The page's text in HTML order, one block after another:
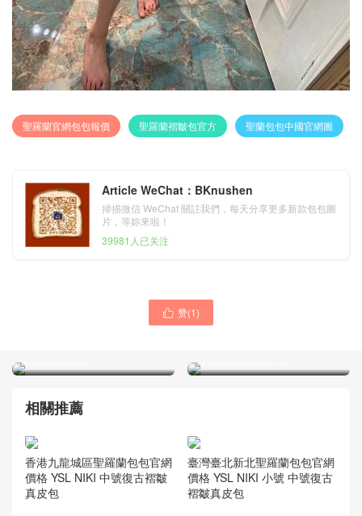
聖羅蘭官網包包報價 聖羅蘭褶皺包官方 聖蘭包包中國官網圖
Article WeChat：BKnushen
掃描微信 WeChat 關註我們，每天分享更多新款包包圖
片，等妳來啦！
39981人已关注
 赞(1)
Niki 大号深蓝色小牛皮 褶皺
聖羅蘭包包臺灣官網 YSL
Baby Niki 黑色编织配铆钉小
香港九龍城區聖羅蘭包包官網
價格 YSL NIKI 中號復古褶皺
真皮包
臺灣臺北新北聖羅蘭包包官網
價格 YSL NIKI 小號 中號復古
褶皺真皮包